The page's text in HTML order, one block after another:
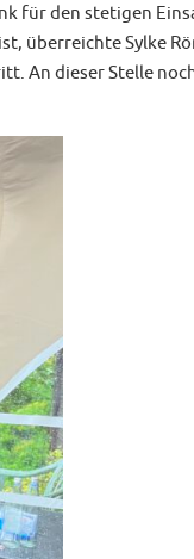
für den stetigen
überreichte Sylke
An dieser Stelle